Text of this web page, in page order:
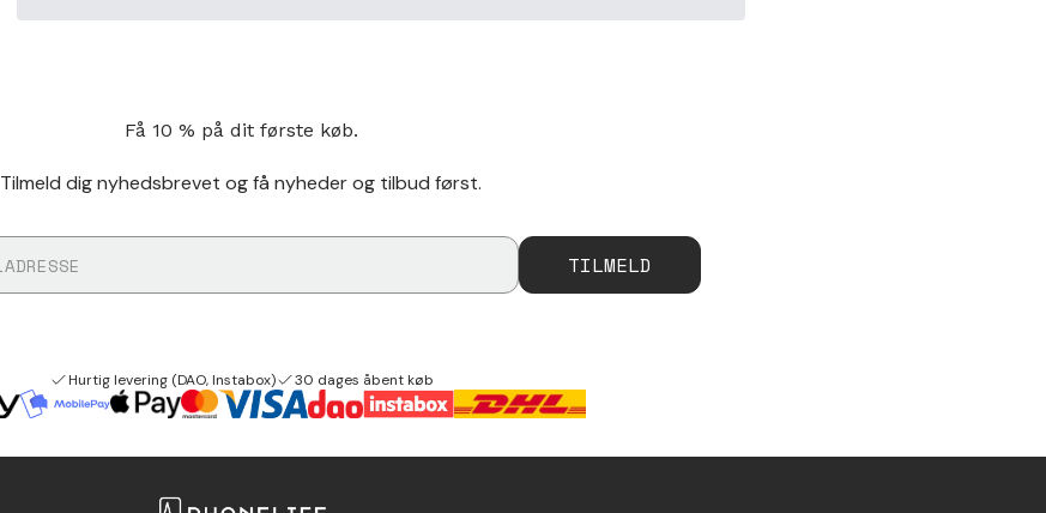
Få 10 % på dit første køb.
Tilmeld dig nyhedsbrevet og få nyheder og tilbud først.
TILMELD
Hurtig levering (DAO, Instabox) 30 dages åbent køb